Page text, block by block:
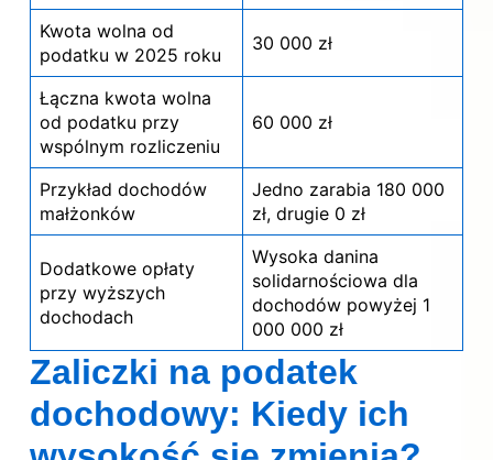
Kwota wolna od
podatku w 2025 roku
30 000 zł
Łączna kwota wolna
od podatku przy
wspólnym rozliczeniu
60 000 zł
Przykład dochodów
małżonków
Jedno zarabia 180 000
zł, drugie 0 zł
Dodatkowe opłaty
przy wyższych
dochodach
Wysoka danina
solidarnościowa dla
dochodów powyżej 1
000 000 zł
Zaliczki na podatek
dochodowy: Kiedy ich